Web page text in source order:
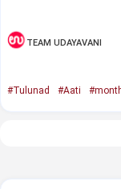
TEAM UDAYAVANI
#Tulunad #Aati